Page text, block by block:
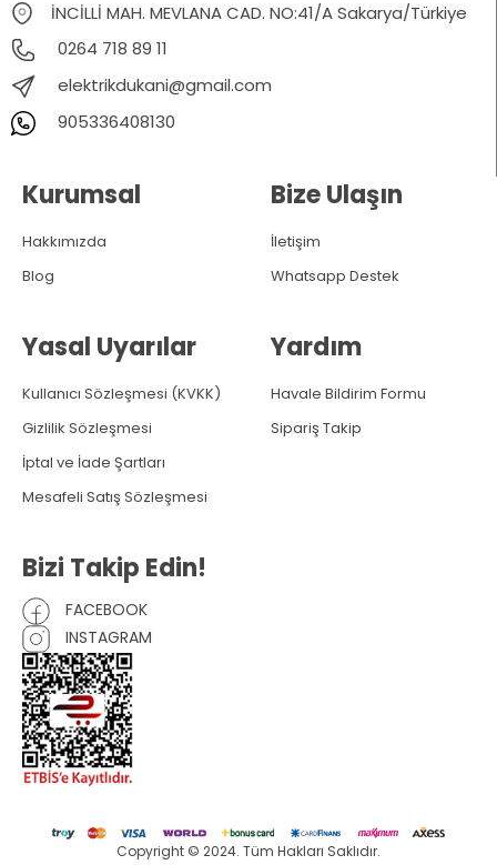
İNCİLLİ MAH. MEVLANA CAD. NO:41/A Sakarya/Türkiye
0264 718 89 11
elektrikdukani@gmail.com
905336408130
Kurumsal
Hakkımızda
Blog
Yasal Uyarılar
Kullanıcı Sözleşmesi (KVKK)
Gizlilik Sözleşmesi
İptal ve İade Şartları
Mesafeli Satış Sözleşmesi
Bize Ulaşın
İletişim
Whatsapp Destek
Yardım
Havale Bildirim Formu
Sipariş Takip
Bizi Takip Edin!
FACEBOOK
INSTAGRAM
Copyright © 2024. Tüm Hakları Saklıdır.